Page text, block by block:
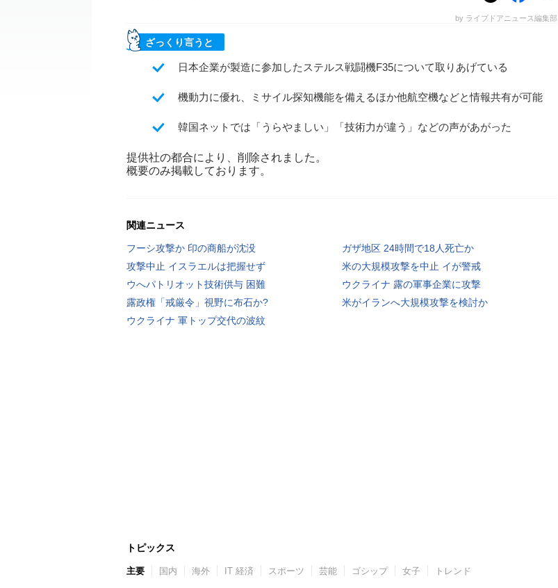
by ライブドアニュース編集部
ざっくり言うと
日本企業が製造に参加したステルス戦闘機F35について取りあげている
機動力に優れ、ミサイル探知機能を備えるほか他航空機などと情報共有が可能
韓国ネットでは「うらやましい」「技術力が違う」などの声があがった
提供社の都合により、削除されました。
概要のみ掲載しております。
関連ニュース
フーシ攻撃か 印の商船が沈没
ガザ地区 24時間で18人死亡か
攻撃中止 イスラエルは把握せず
米の大規模攻撃を中止 イが警戒
ウへパトリオット技術供与 困難
ウクライナ 露の軍事企業に攻撃
露政権「戒厳令」視野に布石か?
米がイランへ大規模攻撃を検討か
ウクライナ 軍トップ交代の波紋
トピックス
主要 国内 海外 IT 経済 スポーツ 芸能 ゴシップ 女子 トレンド